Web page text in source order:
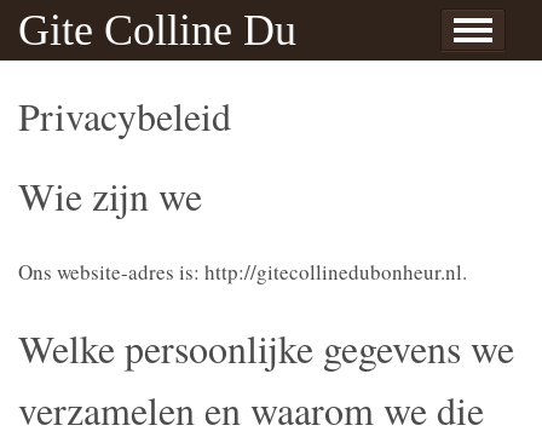
Gite Colline Du
Bonheur
Skip to content
HomeNederlands
English
Français
InfoThe Gite
Around the Cottage
Trips
About us
L’ile Bouchard & Theneuil
Privacybeleid
Gallery
Contact
Route
Reservation
Privacybeleid
Wie zijn we
Ons website-adres is: http://gitecollinedubonheur.nl.
Welke persoonlijke gegevens we
verzamelen en waarom we die